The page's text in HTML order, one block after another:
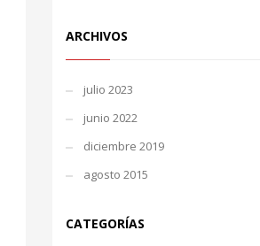
ARCHIVOS
julio 2023
junio 2022
diciembre 2019
agosto 2015
CATEGORÍAS